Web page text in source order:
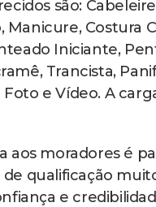
são:
Costura
Iniciante,
Trancista,
e Vídeo. A
aos moradores é
qualificação
e